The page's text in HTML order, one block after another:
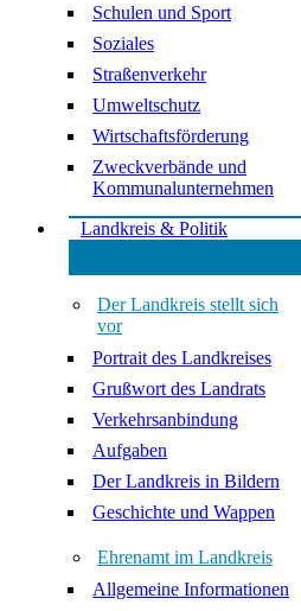
Schulen und Sport
Soziales
Straßenverkehr
Umweltschutz
Wirtschaftsförderung
Zweckverbände und
Kommunalunternehmen
Landkreis & Politik
Der Landkreis stellt sich
vor
Portrait des Landkreises
Grußwort des Landrats
Verkehrsanbindung
Aufgaben
Der Landkreis in Bildern
Geschichte und Wappen
Ehrenamt im Landkreis
Allgemeine Informationen